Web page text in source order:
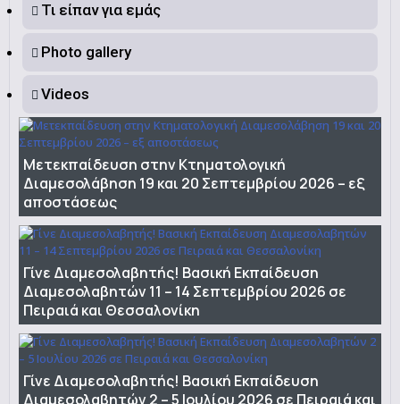
Τι είπαν για εμάς
Photo gallery
Videos
Μετεκπαίδευση στην Κτηματολογική
Διαμεσολάβηση 19 και 20 Σεπτεμβρίου 2026 – εξ
αποστάσεως
Γίνε Διαμεσολαβητής! Βασική Εκπαίδευση
Διαμεσολαβητών 11 – 14 Σεπτεμβρίου 2026 σε
Πειραιά και Θεσσαλονίκη
Γίνε Διαμεσολαβητής! Βασική Εκπαίδευση
Διαμεσολαβητών 2 – 5 Ιουλίου 2026 σε Πειραιά και